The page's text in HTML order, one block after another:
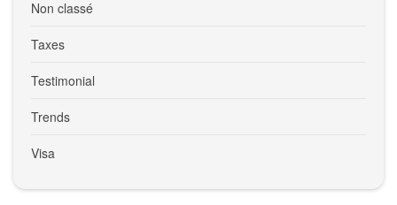
Non classé
Taxes
Testimonial
Trends
Visa